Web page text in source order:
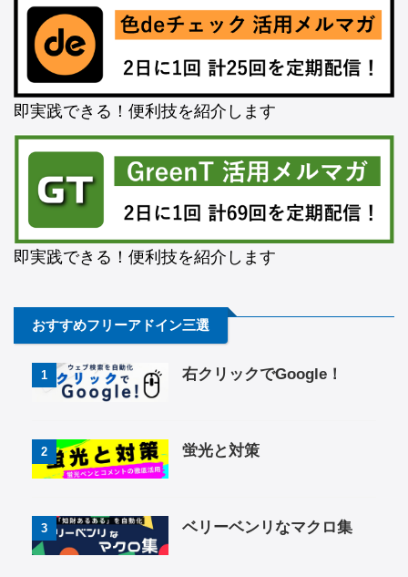
即実践できる！便利技を紹介します
即実践できる！便利技を紹介します
おすすめフリーアドイン三選
1 右クリックでGoogle！
2 蛍光と対策
3 ベリーベンリなマクロ集